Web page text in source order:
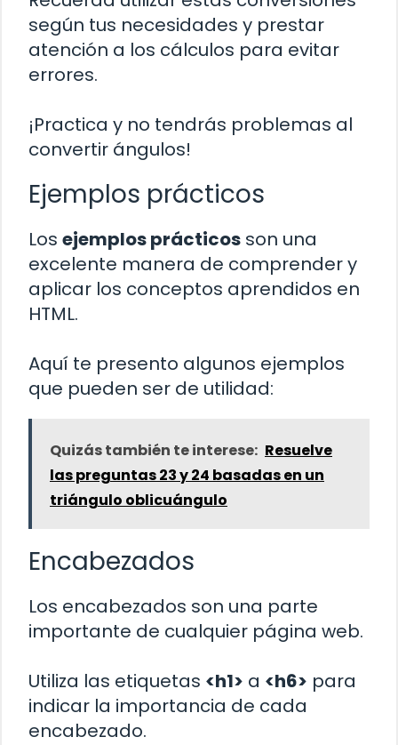
según tus necesidades y prestar
atención a los cálculos para evitar
errores.
¡Practica y no tendrás problemas al
convertir ángulos!
Ejemplos prácticos
Los ejemplos prácticos son una
excelente manera de comprender y
aplicar los conceptos aprendidos en
HTML.
Aquí te presento algunos ejemplos
que pueden ser de utilidad:
Quizás también te interese: Resuelve
las preguntas 23 y 24 basadas en un
triángulo oblicuángulo
Encabezados
Los encabezados son una parte
importante de cualquier página web.
Utiliza las etiquetas <h1> a <h6> para
indicar la importancia de cada
encabezado.